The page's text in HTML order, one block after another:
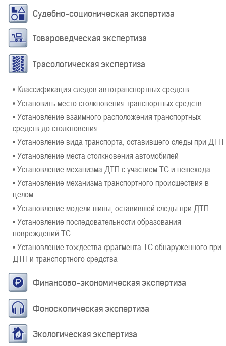
Судебно-соционическая экспертиза
Товароведческая экспертиза
Трасологическая экспертиза
• Классификация следов автотранспортных средств
• Установить место столкновения транспортных средств
• Установление взаимного расположения транспортных
средств до столкновения
• Установление вида транспорта, оставившего следы при ДТП
• Установление места столкновения автомобилей
• Установление механизма ДТП с участием ТС и пешехода
• Установление механизма транспортного происшествия в
целом
• Установление модели шины, оставившей следы при ДТП
• Установление последовательности образования
повреждений ТС
• Установление тождества фрагмента ТС обнаруженного при
ДТП и транспортного средства
Финансово-экономическая экспертиза
Фоноскопическая экспертиза
Экологическая экспертиза